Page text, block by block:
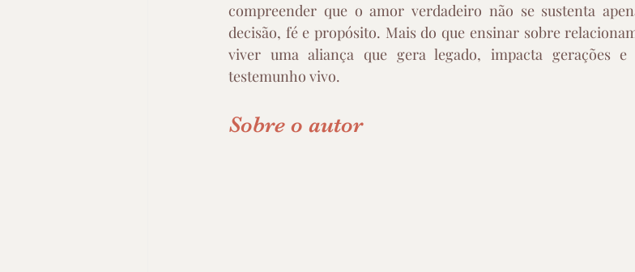
compreender que o amor verdadeiro não se sustenta
decisão, fé e propósito. Mais do que ensinar sobre
viver uma aliança que gera legado, impacta gerações
testemunho vivo.
Sobre o autor